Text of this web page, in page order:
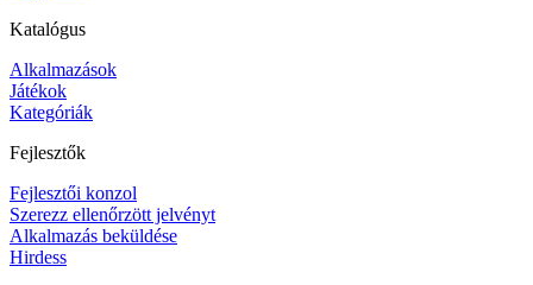
Katalógus
Alkalmazások
Játékok
Kategóriák
Fejlesztők
Fejlesztői konzol
Szerezz ellenőrzött jelvényt
Alkalmazás beküldése
Hirdess